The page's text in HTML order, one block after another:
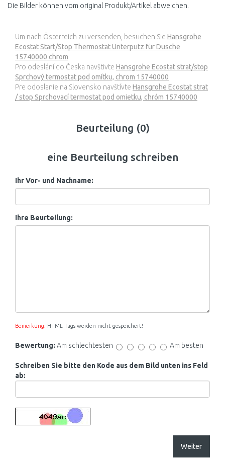
Die Bilder können vom original Produkt/Artikel abweichen.
Um nach Österreich zu versenden, besuchen Sie Hansgrohe
Ecostat Start/Stop Thermostat Unterputz für Dusche
15740000 chrom
Pro odeslání do Česka navštivte Hansgrohe Ecostat strat/stop
Sprchový termostat pod omítku, chrom 15740000
Pre odoslanie na Slovensko navštívte Hansgrohe Ecostat strat
/ stop Sprchovací termostat pod omietku, chróm 15740000
Beurteilung (0)
eine Beurteilung schreiben
Ihr Vor- und Nachname:
Ihre Beurteilung:
Bemerkung: HTML Tags werden nicht gespeichert!
Bewertung: Am schlechtesten Am besten
Schreiben Sie bitte den Kode aus dem Bild unten ins Feld
ab:
Weiter